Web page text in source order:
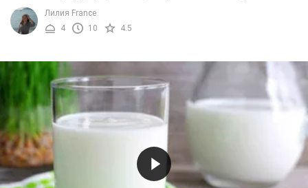
кефира, то этот рецепт - это то, что ...
Лилия France
4
10 4.5